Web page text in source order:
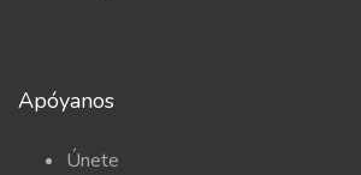
Apóyanos
Únete